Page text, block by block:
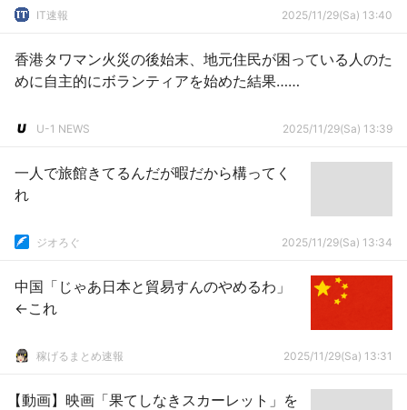
IT速報 2025/11/29(Sa) 13:40
香港タワマン火災の後始末、地元住民が困っている人のた
めに自主的にボランティアを始めた結果……
U-1 NEWS 2025/11/29(Sa) 13:39
一人で旅館きてるんだが暇だから構ってく
れ
ジオろぐ 2025/11/29(Sa) 13:34
中国「じゃあ日本と貿易すんのやめるわ」
←これ
稼げるまとめ速報 2025/11/29(Sa) 13:31
【動画】映画「果てしなきスカーレット」を